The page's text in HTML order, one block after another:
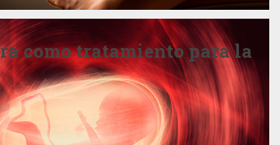
como tratamiento para la